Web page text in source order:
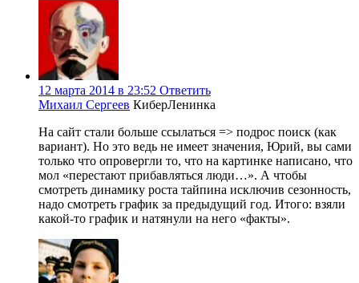
12 марта 2014 в 23:52 Ответить
Михаил Сергеев КиберЛенинка
На сайт стали больше ссылаться => подрос поиск (как
вариант). Но это ведь не имеет значения, Юрий, вы сами
только что опровергли то, что на картинке написано, что
мол «перестают прибавляться люди…». А чтобы
смотреть динамику роста тайпина исключив сезонность,
надо смотреть график за предыдущий год. Итого: взяли
какой-то график и натянули на него «факты».